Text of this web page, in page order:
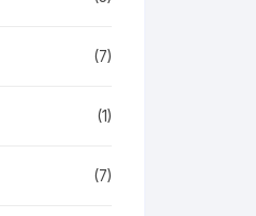
(7)
(1)
(7)